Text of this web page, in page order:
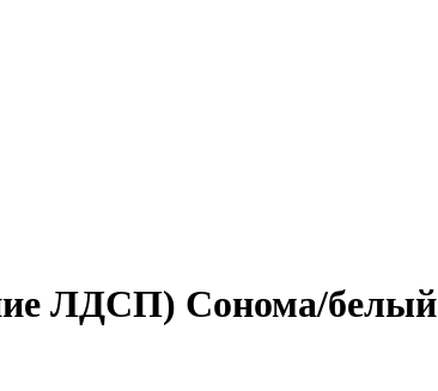
ЛДСП) Сонома/белый